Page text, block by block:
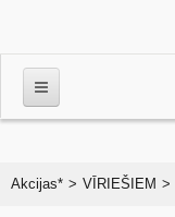
Akcijas* > VĪRIEŠIEM >